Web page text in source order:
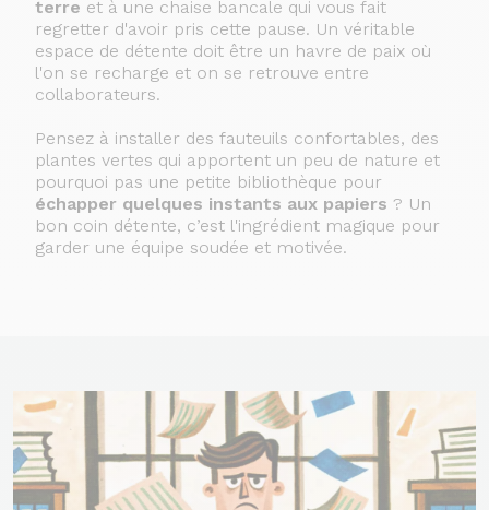
terre et à une chaise bancale qui vous fait
regretter d'avoir pris cette pause. Un véritable
espace de détente doit être un havre de paix où
l'on se recharge et on se retrouve entre
collaborateurs.
Pensez à installer des fauteuils confortables, des
plantes vertes qui apportent un peu de nature et
pourquoi pas une petite bibliothèque pour
échapper quelques instants aux papiers ? Un
bon coin détente, c’est l'ingrédient magique pour
garder une équipe soudée et motivée.